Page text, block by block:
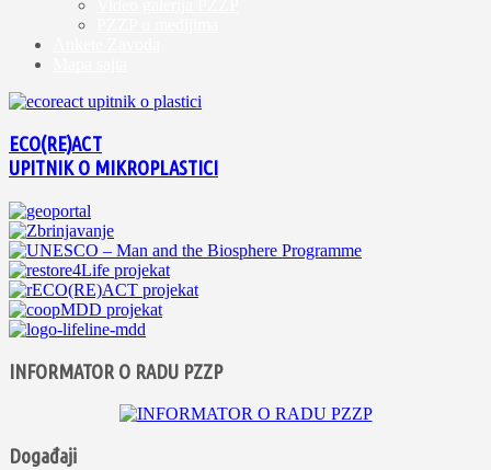
ECO(RE)ACT
UPITNIK O MIKROPLASTICI
INFORMATOR O RADU PZZP
Događaji